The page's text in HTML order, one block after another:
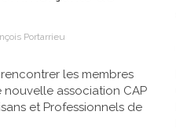
Portarrieu
les membres
association CAP
et Professionnels de